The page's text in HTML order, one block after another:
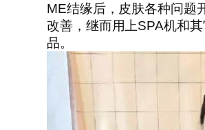
ME结缘后，皮肤各种问题
改善，继而用上SPA机和
品。